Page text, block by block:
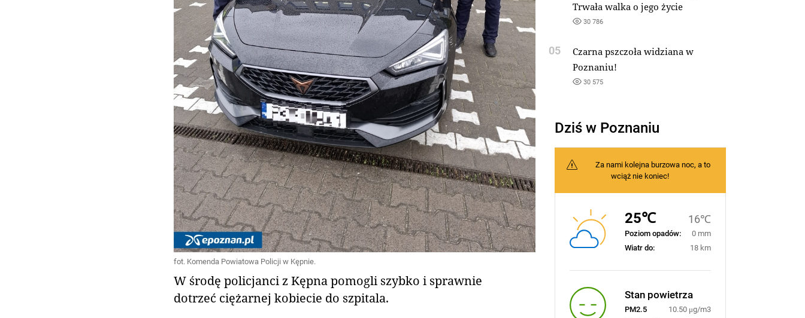
fot. Komenda Powiatowa Policji w Kępnie.
W środę policjanci z Kępna pomogli szybko i sprawnie
dotrzeć ciężarnej kobiecie do szpitala.
Trwała walka o jego życie
30 786
05
Czarna pszczoła widziana w
Poznaniu!
30 575
Dziś w Poznaniu
Za nami kolejna burzowa noc, a to
wciąż nie koniec!
25℃ 16℃
Poziom opadów:
0 mm
Wiatr do:
18 km
Stan powietrza
PM2.5
10.50 μg/m3